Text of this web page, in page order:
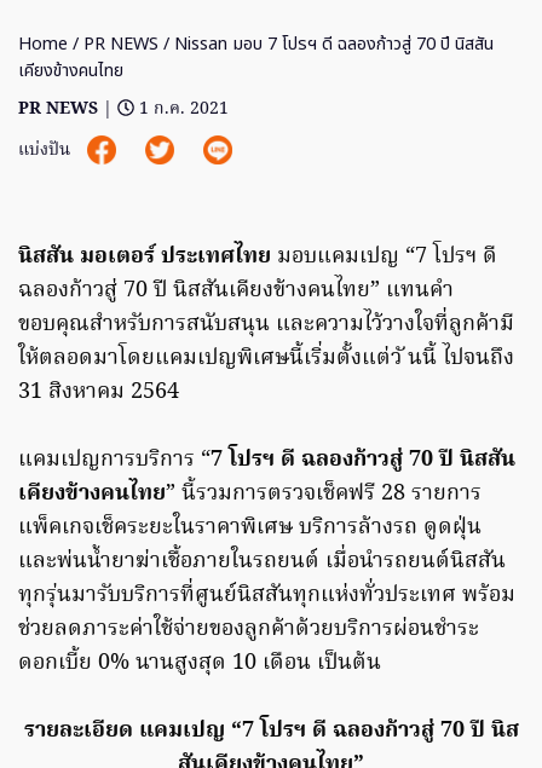
Home / PR NEWS / Nissan มอบ 7 โปรฯ ดี ฉลองก้าวสู่ 70 ปี นิสสัน
เคียงข้างคนไทย
PR NEWS |
1 ก.ค. 2021
แบ่งปัน
นิสสัน มอเตอร์ ประเทศไทย มอบแคมเปญ “7 โปรฯ ดี
ฉลองก้าวสู่ 70 ปี นิสสันเคียงข้างคนไทย” แทนคำ
ขอบคุณสำหรับการสนับสนุน และความไว้วางใจที่ลูกค้ามี
ให้ตลอดมาโดยแคมเปญพิเศษนี้เริ่มตั้งแต่วั นนี้ ไปจนถึง
31 สิงหาคม 2564
แคมเปญการบริการ “7 โปรฯ ดี ฉลองก้าวสู่ 70 ปี นิสสัน
เคียงข้างคนไทย” นี้รวมการตรวจเช็คฟรี 28 รายการ
แพ็คเกจเช็คระยะในราคาพิเศษ บริการล้างรถ ดูดฝุ่น
และพ่นน้ำยาฆ่าเชื้อภายในรถยนต์ เมื่อนำรถยนต์นิสสัน
ทุกรุ่นมารับบริการที่ศูนย์นิสสันทุกแห่งทั่วประเทศ พร้อม
ช่วยลดภาระค่าใช้จ่ายของลูกค้าด้วยบริการผ่อนชำระ
ดอกเบี้ย 0% นานสูงสุด 10 เดือน เป็นต้น
รายละเอียด แคมเปญ “7 โปรฯ ดี ฉลองก้าวสู่ 70 ปี นิส